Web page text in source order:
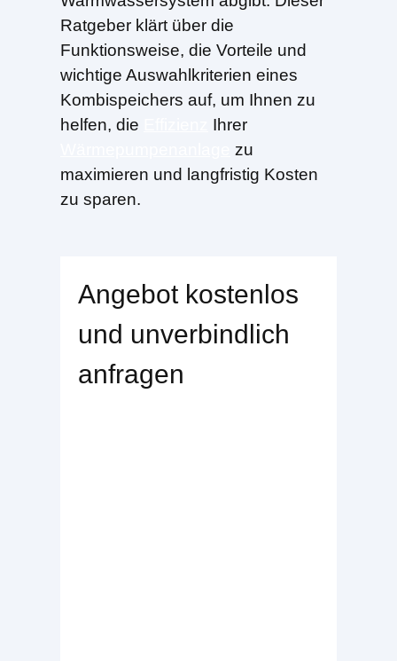
Ratgeber klärt über die
Funktionsweise, die Vorteile und
wichtige Auswahlkriterien eines
Kombispeichers auf, um Ihnen zu
helfen, die
Ihrer
zu
maximieren und langfristig Kosten
zu sparen.
Angebot kostenlos
und unverbindlich
anfragen